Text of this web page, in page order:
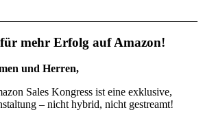
mehr Erfolg auf Amazon!
und Herren,
Sales Kongress ist eine exklusive,
– nicht hybrid, nicht gestreamt!